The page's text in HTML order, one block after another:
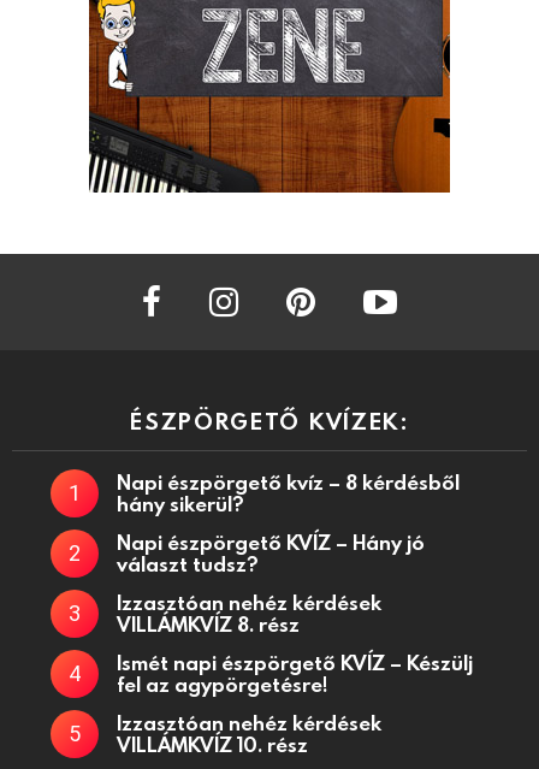
facebook instagram
ÉSZPÖRGETŐ KVÍZEK:
Napi észpörgető kvíz – 8 kérdésből
hány sikerül?
Napi észpörgető KVÍZ – Hány jó
választ tudsz?
Izzasztóan nehéz kérdések
VILLÁMKVÍZ 8. rész
Ismét napi észpörgető KVÍZ – Készülj
fel az agypörgetésre!
Izzasztóan nehéz kérdések
VILLÁMKVÍZ 10. rész